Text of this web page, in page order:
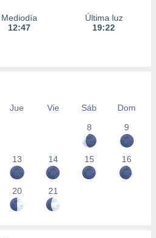
Mediodía
12:47
Última luz
19:22
Jue Vie Sáb
Dom
8
9
13 14 15 16
20 21